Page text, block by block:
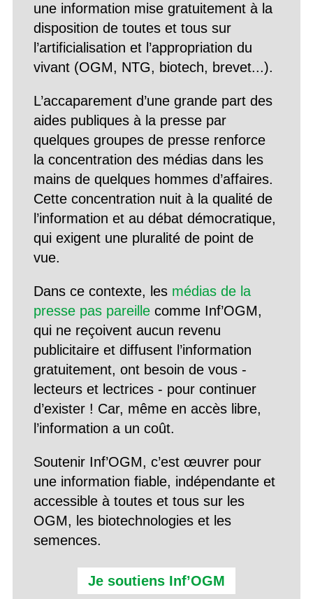
une information mise gratuitement à la
disposition de toutes et tous sur
l’artificialisation et l’appropriation du
vivant (OGM, NTG, biotech, brevet...).
L’accaparement d’une grande part des
aides publiques à la presse par
quelques groupes de presse renforce
la concentration des médias dans les
mains de quelques hommes d’affaires.
Cette concentration nuit à la qualité de
l’information et au débat démocratique,
qui exigent une pluralité de point de
vue.
Dans ce contexte, les médias de la
presse pas pareillecomme Inf’OGM,
qui ne reçoivent aucun revenu
publicitaire et diffusent l’information
gratuitement, ont besoin de vous -
lecteurs et lectrices - pour continuer
d’exister ! Car, même en accès libre,
l’information a un coût.
Soutenir Inf’OGM, c’est œuvrer pour
une information fiable, indépendante et
accessible à toutes et tous sur les
OGM, les biotechnologies et les
semences.
Je soutiens Inf’OGM